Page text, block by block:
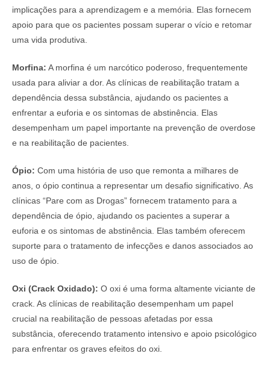
implicações para a aprendizagem e a memória. Elas fornecem
apoio para que os pacientes possam superar o vício e retomar
uma vida produtiva.
Morfina: A morfina é um narcótico poderoso, frequentemente
usada para aliviar a dor. As clínicas de reabilitação tratam a
dependência dessa substância, ajudando os pacientes a
enfrentar a euforia e os sintomas de abstinência. Elas
desempenham um papel importante na prevenção de overdose
e na reabilitação de pacientes.
Ópio: Com uma história de uso que remonta a milhares de
anos, o ópio continua a representar um desafio significativo. As
clínicas “Pare com as Drogas” fornecem tratamento para a
dependência de ópio, ajudando os pacientes a superar a
euforia e os sintomas de abstinência. Elas também oferecem
suporte para o tratamento de infecções e danos associados ao
uso de ópio.
Oxi (Crack Oxidado): O oxi é uma forma altamente viciante de
crack. As clínicas de reabilitação desempenham um papel
crucial na reabilitação de pessoas afetadas por essa
substância, oferecendo tratamento intensivo e apoio psicológico
para enfrentar os graves efeitos do oxi.